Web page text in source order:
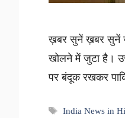
ख़बर सुनें ख़बर सुनें
खोलने में जुटा है।
पर बंदूक रखकर
Tags
India News in